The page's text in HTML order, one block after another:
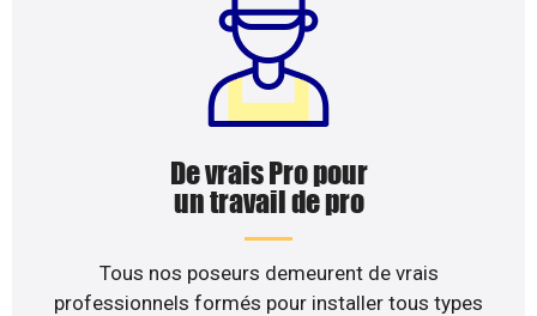
De vrais Pro pour
un travail de pro
Tous nos poseurs demeurent de vrais
professionnels formés pour installer tous types